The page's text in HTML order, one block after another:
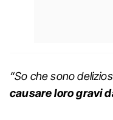
“So che sono
causare loro gravi